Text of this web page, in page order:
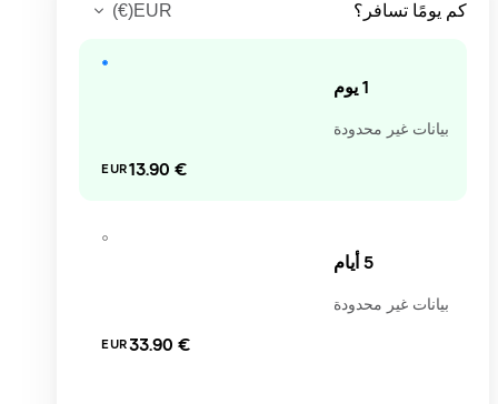
يومًا تسافر؟ €
)
بيانات غير محدودة
EUR
بيانات غير محدودة
EUR